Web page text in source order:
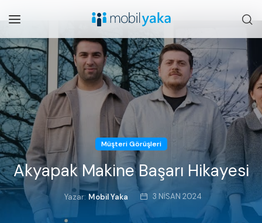
Müşteri Görüşleri
Akyapak Makine Başarı Hikayesi
Yazar: Mobil Yaka 3 NISAN 2024